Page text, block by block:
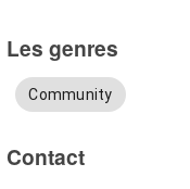
Les genres
Community
Contact